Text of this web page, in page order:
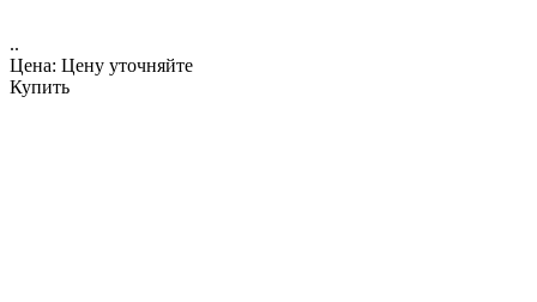
..
Цена: Цену уточняйте
Купить